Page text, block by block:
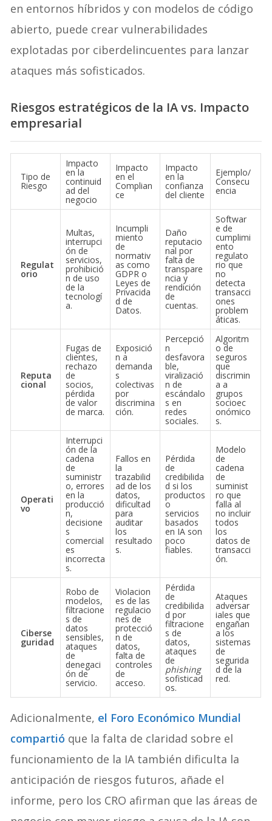
en entornos híbridos y con modelos de código
abierto, puede crear vulnerabilidades
explotadas por ciberdelincuentes para lanzar
ataques más sofisticados.
Riesgos estratégicos de la IA vs. Impacto
empresarial
Tipo de
Riesgo
Impacto
en la
continuid
ad del
negocio
Impacto
en el
Complian
ce
Impacto
en la
confianza
del cliente
Ejemplo/
Consecu
encia
Regulat
orio
Multas,
interrupci
ón de
servicios,
prohibició
n de uso
de la
tecnologí
a.
Incumpli
miento
de
normativ
as como
GDPR o
Leyes de
Privacida
d de
Datos.
Daño
reputacio
nal por
falta de
transpare
ncia y
rendición
de
cuentas.
Softwar
e de
cumplimi
ento
regulato
rio que
no
detecta
transacci
ones
problem
áticas.
Reputa
cional
Fugas de
clientes,
rechazo
de
socios,
pérdida
de valor
de marca.
Exposició
n a
demanda
s
colectivas
por
discrimina
ción.
Percepció
n
desfavora
ble,
viralizació
n de
escándalo
s en
redes
sociales.
Algoritm
o de
seguros
que
discrimin
a a
grupos
socioec
onómico
s.
Operati
vo
Interrupci
ón de la
cadena
de
suministr
o, errores
en la
producció
n,
decisione
s
comercial
es
incorrecta
s.
Fallos en
la
trazabilid
ad de los
datos,
dificultad
para
auditar
los
resultado
s.
Pérdida
de
credibilida
d si los
productos
o
servicios
basados
en IA son
poco
fiables.
Modelo
de
cadena
de
suminist
ro que
falla al
no incluir
todos
los
datos de
transacci
ón.
Ciberse
guridad
Robo de
modelos,
filtracione
s de
datos
sensibles,
ataques
de
denegaci
ón de
servicio.
Violacion
es de las
regulacio
nes de
protecció
n de
datos,
falta de
controles
de
acceso.
Pérdida
de
credibilida
d por
filtracione
s de
datos,
ataques
de
phishing
sofisticad
os.
Ataques
adversar
iales que
engañan
a los
sistemas
de
segurida
d de la
red.
Adicionalmente, el Foro Económico Mundial
compartió que la falta de claridad sobre el
funcionamiento de la IA también dificulta la
anticipación de riesgos futuros, añade el
informe, pero los CRO afirman que las áreas de